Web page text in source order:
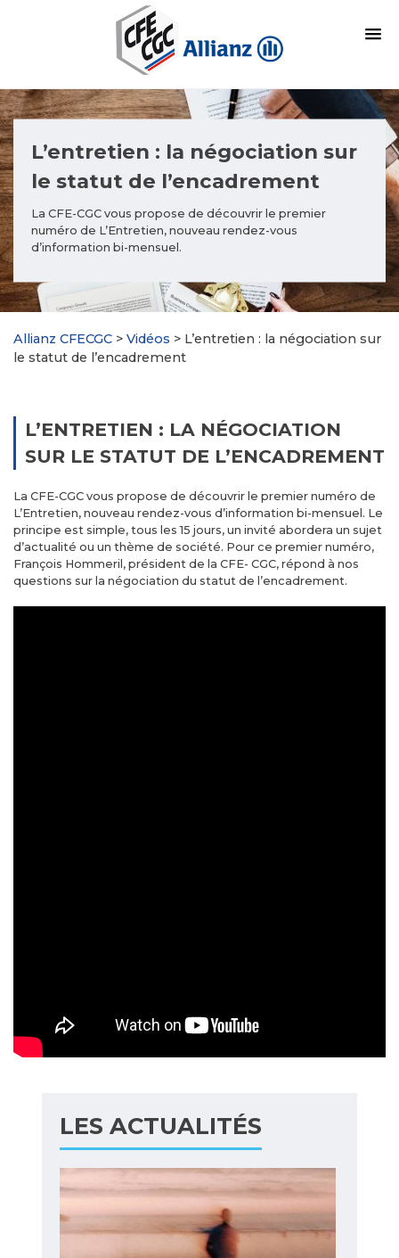
L’entretien : la négociation sur
le statut de l’encadrement
La CFE-CGC vous propose de découvrir le premier
numéro de L’Entretien, nouveau rendez-vous
d’information bi-mensuel.
Allianz CFECGC > Vidéos > L’entretien : la négociation sur
le statut de l’encadrement
L’ENTRETIEN : LA NÉGOCIATION
SUR LE STATUT DE L’ENCADREMENT
La CFE-CGC vous propose de découvrir le premier numéro de
L’Entretien, nouveau rendez-vous d’information bi-mensuel. Le
principe est simple, tous les 15 jours, un invité abordera un sujet
d’actualité ou un thème de société. Pour ce premier numéro,
François Hommeril, président de la CFE- CGC, répond à nos
questions sur la négociation du statut de l’encadrement.
LES ACTUALITÉS